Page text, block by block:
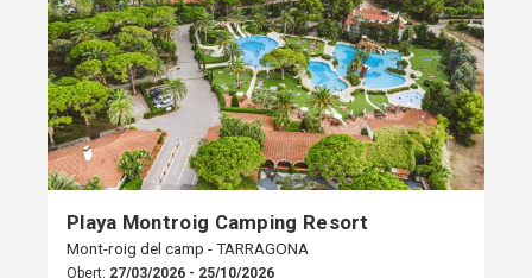
Playa Montroig Camping Resort
Mont-roig del camp - TARRAGONA
Obert: 27/03/2026 - 25/10/2026